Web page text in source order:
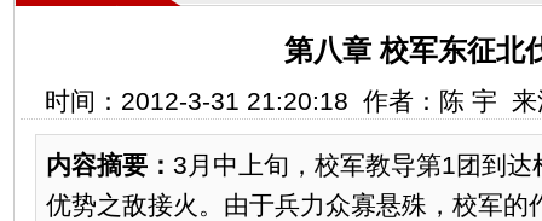
第八章 校军东征北
时间：2012-3-31 21:20:18 作者：陈 宇
内容摘要： 3月中上旬，校军教导第1团到
优势之敌接火。由于兵力众寡悬殊，校军的